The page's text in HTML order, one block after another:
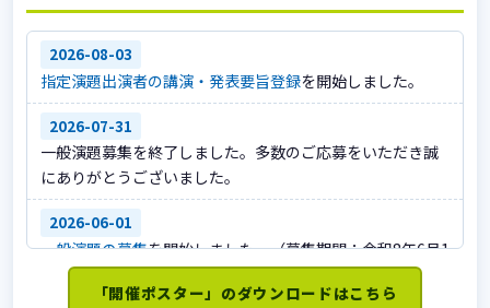
2026-08-03
指定演題出演者の講演・発表要旨登録を開始しました。
2026-07-31
一般演題募集を終了しました。多数のご応募をいただき誠
にありがとうございました。
2026-06-01
一般演題の募集を開始しました。（募集期間：令和8年6月1
日～7月31日）
「開催ポスター」のダウンロードはこちら